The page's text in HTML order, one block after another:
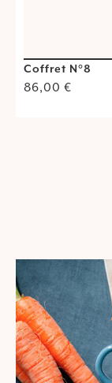
Coffret N°8
86,00 €